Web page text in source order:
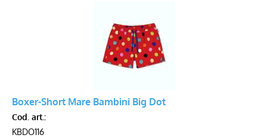
Boxer-Short Mare Bambini Big Dot
Cod. art.:
KBDO116